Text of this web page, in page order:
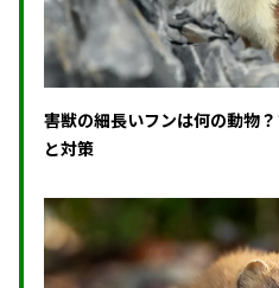
害獣の細長いフンは何の動物
と対策